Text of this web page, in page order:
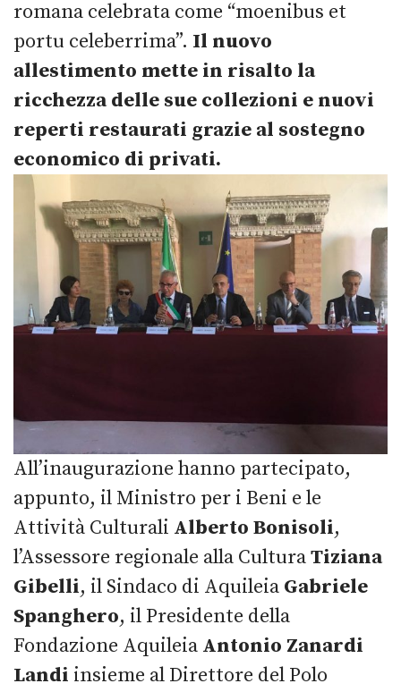
romana celebrata come “moenibus et
portu celeberrima”. Il nuovo
allestimento mette in risalto la
ricchezza delle sue collezioni e nuovi
reperti restaurati grazie al sostegno
economico di privati.
All’inaugurazione hanno partecipato,
appunto, il Ministro per i Beni e le
Attività Culturali Alberto Bonisoli,
l’Assessore regionale alla CulturaTiziana
Gibelli, il Sindaco di Aquileia Gabriele
Spanghero, il Presidente della
Fondazione Aquileia Antonio Zanardi
Landi insieme al Direttore del Polo